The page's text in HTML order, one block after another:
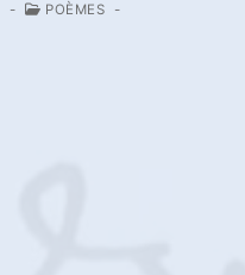
- POÈMES -